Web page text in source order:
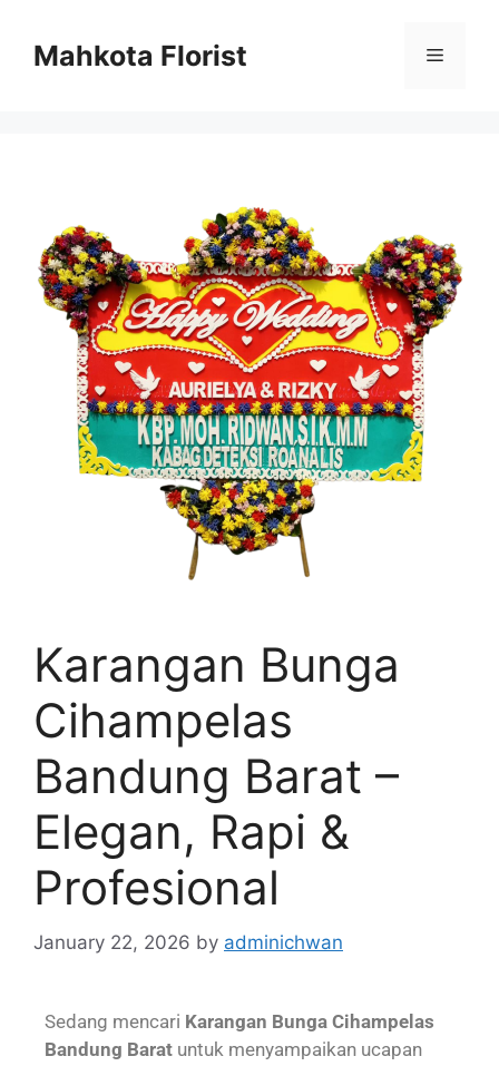
Mahkota Florist
Karangan Bunga
Cihampelas
Bandung Barat –
Elegan, Rapi &
Profesional
January 22, 2026 by adminichwan
Sedang mencari Karangan Bunga Cihampelas
Bandung Barat untuk menyampaikan ucapan